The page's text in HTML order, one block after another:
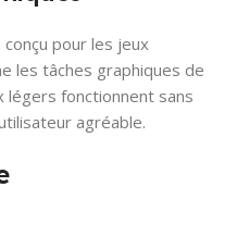
pour les jeux
les tâches graphiques de
légers fonctionnent sans
agréable.